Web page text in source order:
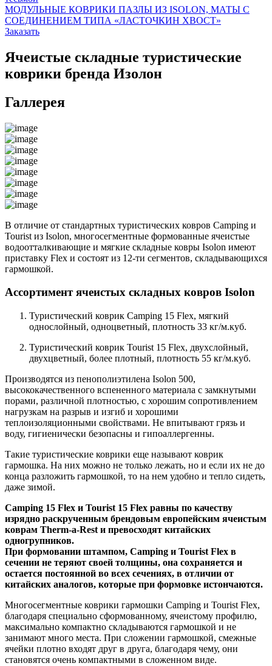
МОДУЛЬНЫЕ КОВРИКИ ПАЗЛЫ ИЗ ISOLON, МАТЫ С
СОЕДИНЕНИЕМ ТИПА «ЛАСТОЧКИН ХВОСТ»
Заказать
Ячеистые складные туристические
коврики бренда Изолон
Галлерея
В отличие от стандартных туристических ковров Camping и
Tourist из Isolon, многосегментные формованные ячеистые
водоотталкивающие и мягкие складные ковры Isolon имеют
приставку Flex и состоят из 12-ти сегментов, складывающихся
гармошкой.
Ассортимент ячеистых складных ковров Isolon
Туристический коврик Camping 15 Flex, мягкий
однослойный, одноцветный, плотность 33 кг/м.куб.
Туристический коврик Tourist 15 Flex, двухслойный,
двухцветный, более плотный, плотность 55 кг/м.куб.
Производятся из пенополиэтилена Isolon 500,
высококачественного вспененного материала с замкнутыми
порами, различной плотностью, с хорошим сопротивлением
нагрузкам на разрыв и изгиб и хорошими
теплоизоляционными свойствами. Не впитывают грязь и
воду, гигиенически безопасны и гипоаллергенны.
Такие туристические коврики еще называют коврик
гармошка. На них можно не только лежать, но и если их не до
конца разложить гармошкой, то на нем удобно и тепло сидеть,
даже зимой.
Camping 15 Flex и Tourist 15 Flex равны по качеству
изрядно раскрученным брендовым европейским ячеистым
коврам Therm-a-Rest и превосходят китайских
одногрупников.
При формовании штампом, Camping и Tourist Flex в
сечении не теряют своей толщины, она сохраняется и
остается постоянной во всех сечениях, в отличии от
китайских аналогов, которые при формовке истончаются.
Многосегментные коврики гармошки Camping и Tourist Flex,
благодаря специально сформованному, ячеистому профилю,
максимально компактно складываются гармошкой и не
занимают много места. При сложении гармошкой, смежные
ячейки плотно входят друг в друга, благодаря чему, они
становятся очень компактными в сложенном виде.